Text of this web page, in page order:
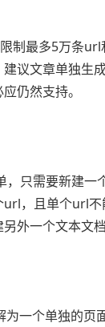
制最多5万条
议文章单独生
仍然支持。
只需要新建一
，且单个url
外一个文本文档
一个单独的页